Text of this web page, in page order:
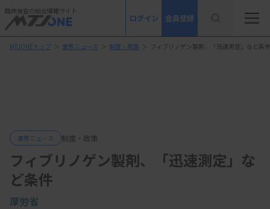
臨床検査の総合情報サイト
ログイン 会員登録
MTJONEトップ ＞ 業界ニュース ＞ 制度・政策 ＞ フィブリノゲン製剤、「迅速測定」など条件
業界ニュース 制度・政策
フィブリノゲン製剤、「迅速測定」な
ど条件
厚労省